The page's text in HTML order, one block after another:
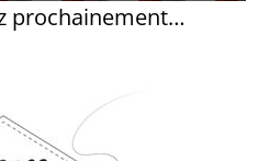
prochainement…